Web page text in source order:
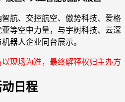
航、交控航空、傲势科技、爱格
等空中力量，与宇树科技、云深
器人企业同台展示。
现场为准，最终解释权归主办方
日程